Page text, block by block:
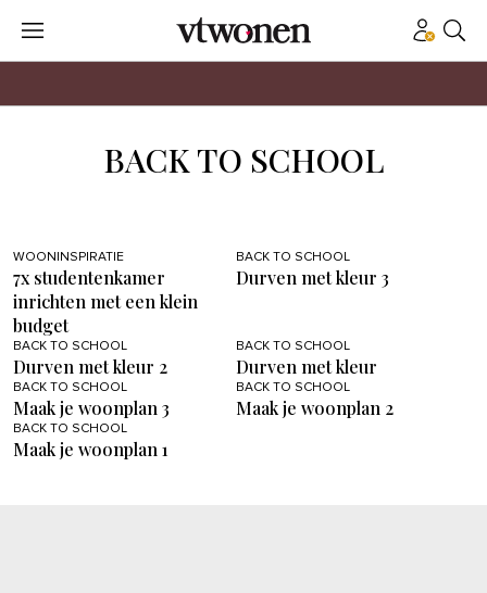
BACK TO SCHOOL
WOONINSPIRATIE
7x studentenkamer
inrichten met een klein
budget
BACK TO SCHOOL
Durven met kleur 3
BACK TO SCHOOL
Durven met kleur 2
BACK TO SCHOOL
Durven met kleur
BACK TO SCHOOL
Maak je woonplan 3
BACK TO SCHOOL
Maak je woonplan 2
BACK TO SCHOOL
Maak je woonplan 1